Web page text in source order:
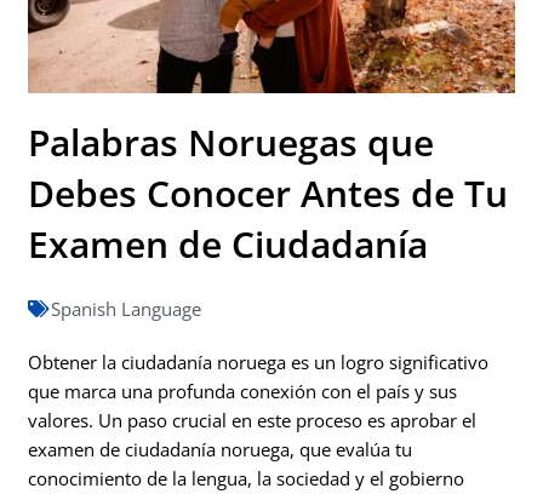
Palabras Noruegas que
Debes Conocer Antes de Tu
Examen de Ciudadanía
Spanish Language
Obtener la ciudadanía noruega es un logro significativo
que marca una profunda conexión con el país y sus
valores. Un paso crucial en este proceso es aprobar el
examen de ciudadanía noruega, que evalúa tu
conocimiento de la lengua, la sociedad y el gobierno